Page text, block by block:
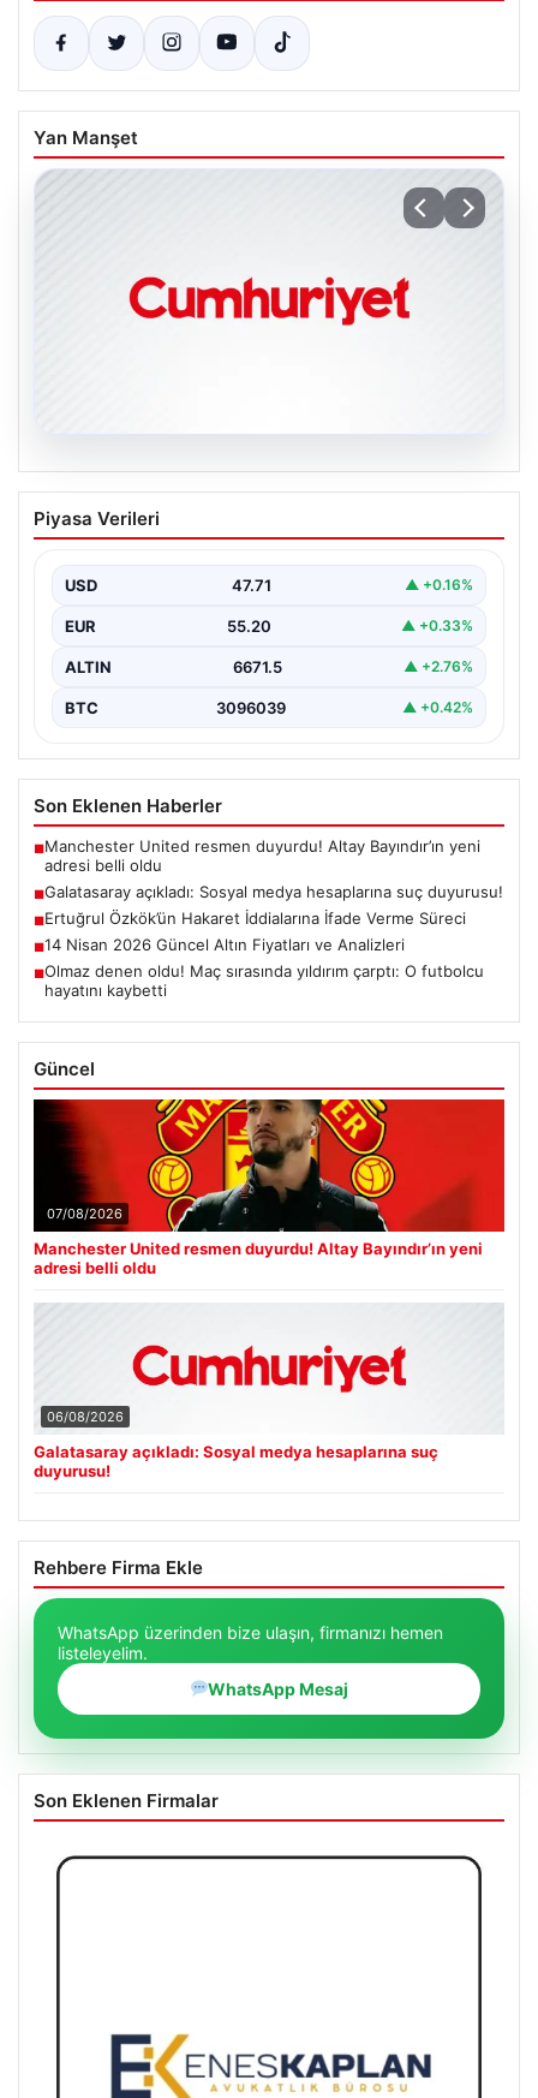
Yan Manşet
Galatasaray açıkladı: Sosyal medya
hesaplarına suç duyurusu!
Hukuki Adım Attı”, “content”: “ Galatasaray Spor…
Piyasa Verileri
USD 47.71 ▲ +0.16%
EUR 55.20 ▲ +0.33%
ALTIN 6671.5 ▲ +2.76%
BTC 3096039 ▲ +0.42%
Son Eklenen Haberler
■Manchester United resmen duyurdu! Altay Bayındır’ın yeni
adresi belli oldu
■Galatasaray açıkladı: Sosyal medya hesaplarına suç duyurusu!
■Ertuğrul Özkök’ün Hakaret İddialarına İfade Verme Süreci
■14 Nisan 2026 Güncel Altın Fiyatları ve Analizleri
■Olmaz denen oldu! Maç sırasında yıldırım çarptı: O futbolcu
hayatını kaybetti
Güncel
07/08/2026
Manchester United resmen duyurdu! Altay Bayındır’ın yeni
adresi belli oldu
06/08/2026
Galatasaray açıkladı: Sosyal medya hesaplarına suç
duyurusu!
Rehbere Firma Ekle
WhatsApp üzerinden bize ulaşın, firmanızı hemen
listeleyelim.
WhatsApp Mesaj
Son Eklenen Firmalar